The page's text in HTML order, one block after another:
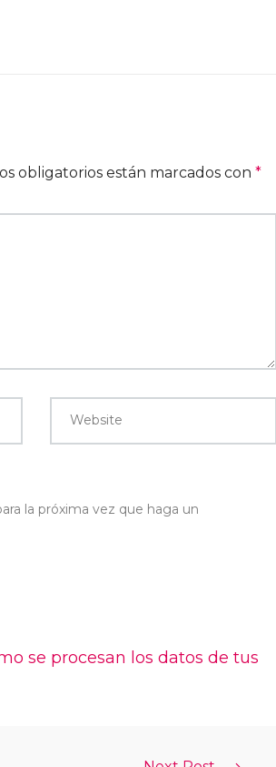
obligatorios están marcados con *
Website
la próxima vez que haga un
se procesan los datos de tus